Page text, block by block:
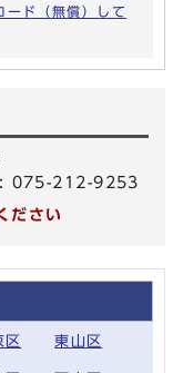
ド（無償）して
075-212-9253
ださい
区 東山区